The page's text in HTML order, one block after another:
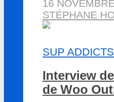
16
STÉPHANE
SUP ADDICTS
Interview
de Woo